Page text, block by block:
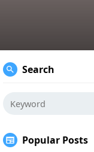
Search
Popular Posts